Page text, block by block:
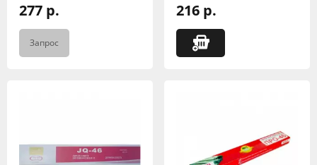
277 р.
Запрос
216 р.